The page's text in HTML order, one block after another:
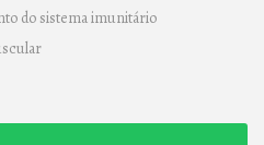
do sistema imunitário